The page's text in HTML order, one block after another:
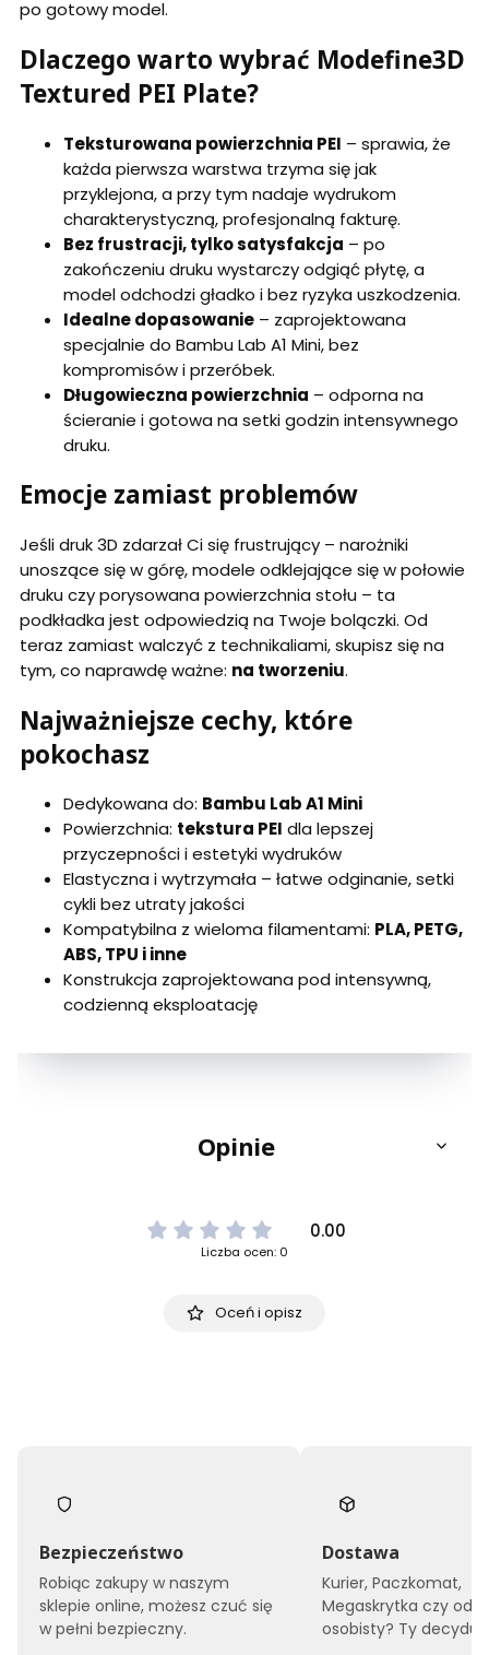
po gotowy model.
Dlaczego warto wybrać Modefine3D
Textured PEI Plate?
Teksturowana powierzchnia PEI – sprawia, że
każda pierwsza warstwa trzyma się jak
przyklejona, a przy tym nadaje wydrukom
charakterystyczną, profesjonalną fakturę.
Bez frustracji, tylko satysfakcja – po
zakończeniu druku wystarczy odgiąć płytę, a
model odchodzi gładko i bez ryzyka uszkodzenia.
Idealne dopasowanie – zaprojektowana
specjalnie do Bambu Lab A1 Mini, bez
kompromisów i przeróbek.
Długowieczna powierzchnia – odporna na
ścieranie i gotowa na setki godzin intensywnego
druku.
Emocje zamiast problemów
Jeśli druk 3D zdarzał Ci się frustrujący – narożniki
unoszące się w górę, modele odklejające się w połowie
druku czy porysowana powierzchnia stołu – ta
podkładka jest odpowiedzią na Twoje bolączki. Od
teraz zamiast walczyć z technikaliami, skupisz się na
tym, co naprawdę ważne: na tworzeniu.
Najważniejsze cechy, które
pokochasz
Dedykowana do: Bambu Lab A1 Mini
Powierzchnia: tekstura PEI dla lepszej
przyczepności i estetyki wydruków
Elastyczna i wytrzymała – łatwe odginanie, setki
cykli bez utraty jakości
Kompatybilna z wieloma filamentami: PLA, PETG,
ABS, TPU i inne
Konstrukcja zaprojektowana pod intensywną,
codzienną eksploatację
Opinie
0.00
Liczba ocen: 0
Oceń i opisz
Bezpieczeństwo
Robiąc zakupy w naszym
sklepie online, możesz czuć się
w pełni bezpieczny.
Dostawa
Kurier, Paczkomat,
Megaskrytka czy
osobisty? Ty